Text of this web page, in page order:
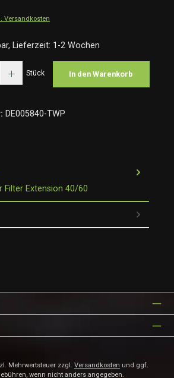
Versandkosten
Lieferzeit: 1-2 Wochen
Stück In den Warenkorb
DE005840-TWP
Filter Extension 40/60
Mehrwertsteuer zzgl. Versandkosten und ggf.
wenn nicht anders angegeben.